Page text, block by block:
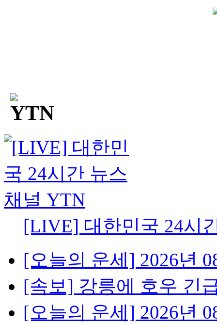
[LIVE] 대한민국 24시
[오늘의 운세] 2026년
[속보] 강릉에 호우 긴
[오늘의 운세] 2026년